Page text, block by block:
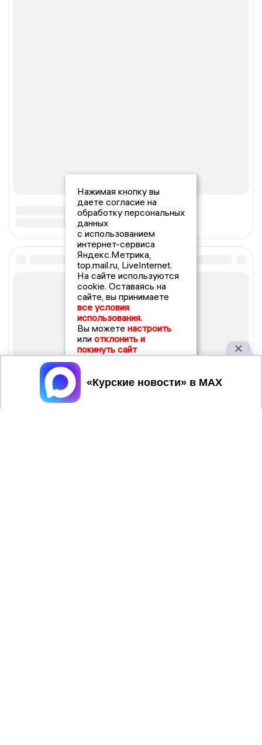
Нажимая кнопку вы
даете согласие на
обработку персональных
данных
с использованием
интернет-сервиса
Яндекс.Метрика,
top.mail.ru, LiveInternet.
На сайте используются
cookie. Оставаясь на
сайте, вы принимаете
все условия
использования.
Вы можете настроить
или отклонить и
покинуть сайт
Принять